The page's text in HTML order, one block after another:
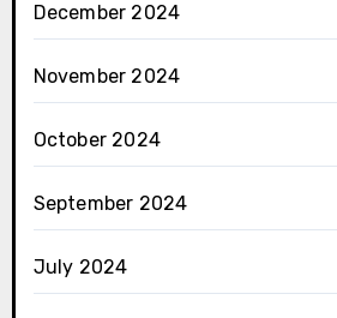
December 2024
November 2024
October 2024
September 2024
July 2024